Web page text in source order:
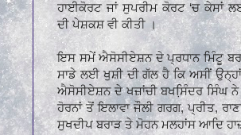
ਹਾਈਕੋਰਟ ਜਾਂ ਸੁਪਰੀਮ ਕੋਰਟ ‘ਚ ਕੇਸਾਂ
ਦੀ ਪੇਸ਼ਕਸ਼ ਵੀ ਕੀਤੀ ।
ਇਸ ਸਮੇਂ ਐਸੋਸੀਏਸ਼ਨ ਦੇ ਪ੍ਰਧਾਨ ਮਿੰਟੂ
ਸਾਡੇ ਲਈ ਖੁਸ਼ੀ ਦੀ ਗੱਲ ਹੈ ਕਿ ਅਸੀਂ
ਐਸੋਸੀਏਸ਼ਨ ਦੇ ਖਜ਼ਾਂਚੀ ਬਖਸਿ਼ੰਦਰ ਸਿੰਘ
ਹੋਰਨਾਂ ਤੋਂ ਇਲਾਵਾ ਜੌਲੀ ਗਰਗ, ਪ੍ਰੀਤ,
ਸੁਖਦੀਪ ਬਰਾੜ ਤੇ ਮੋਹਨ ਮਲਹਾਂਸ ਆਦਿ